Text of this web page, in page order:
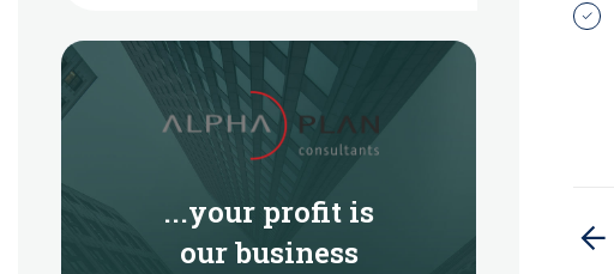
...your profit is
our business